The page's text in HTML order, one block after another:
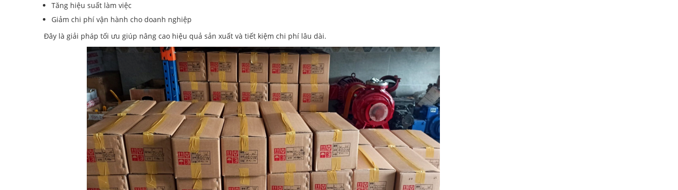
Tăng hiệu suất làm việc
Giảm chi phí vận hành cho doanh nghiệp
Đây là giải pháp tối ưu giúp nâng cao hiệu quả sản xuất và tiết kiệm chi phí lâu dài.